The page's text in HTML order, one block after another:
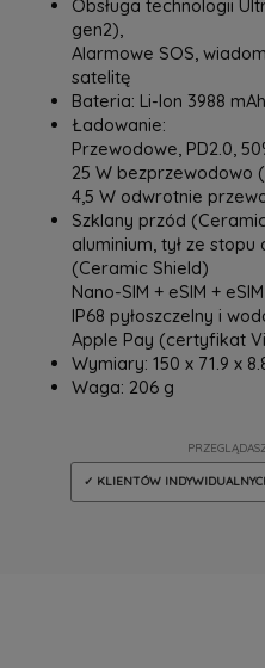
Obsługa technologii
gen2),
Alarmowe SOS,
satelitę
Bateria: Li-Ion 3988 mAh ,
Ładowanie:
Przewodowe, PD2.0,
25 W bezprzewodowo
4,5 W odwrotnie
Szklany przód
aluminium, tył ze
(Ceramic Shield)
Nano-SIM + eSIM +
IP68 pyłoszczelny i
Apple Pay (certyfikat
Wymiary: 150 x 71.9 x
Waga: 206 g
✓ KLIENTÓW